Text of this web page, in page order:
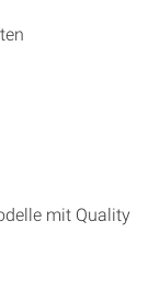
mit Quality